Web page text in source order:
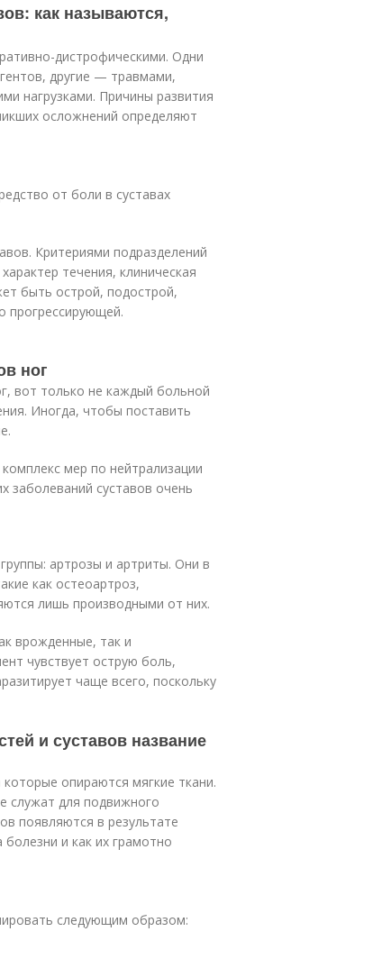
как называются,
дистрофическими. Одни
другие — травмами,
нагрузками. Причины развития
осложнений определяют
от боли в суставах
Критериями подразделений
течения, клиническая
быть острой, подострой,
прогрессирующей.
ног
вот только не каждый больной
Иногда, чтобы поставить
мер по нейтрализации
заболеваний суставов очень
артрозы и артриты. Они в
как остеоартроз,
лишь производными от них.
врожденные, так и
чувствует острую боль,
чаще всего, поскольку
и суставов название
опираются мягкие ткани.
служат для подвижного
появляются в результате
и как их грамотно
следующим образом: